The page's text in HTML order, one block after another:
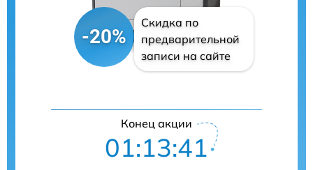
-20%
Скидка по
предварительной
записи на сайте
Конец акции
01:13:40